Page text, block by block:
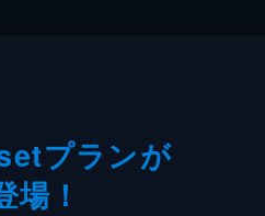
プランが
場！